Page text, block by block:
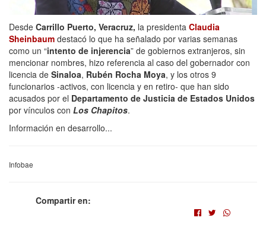
Desde Carrillo Puerto, Veracruz, la presidenta Claudia
Sheinbaum destacó lo que ha señalado por varias semanas
como un “intento de injerencia” de gobiernos extranjeros, sin
mencionar nombres, hizo referencia al caso del gobernador con
licencia de Sinaloa, Rubén Rocha Moya, y los otros 9
funcionarios -activos, con licencia y en retiro- que han sido
acusados por el Departamento de Justicia de Estados Unidos
por vínculos con Los Chapitos.
Información en desarrollo...
Infobae
Compartir en: